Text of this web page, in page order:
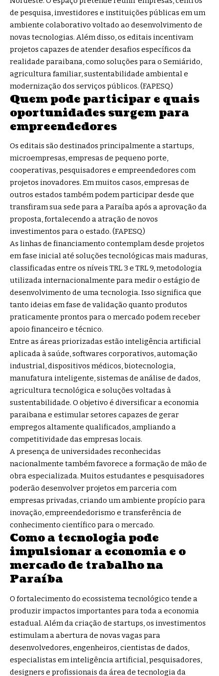
de pesquisa, investidores e instituições públicas em um
ambiente colaborativo voltado ao desenvolvimento de
novas tecnologias. Além disso, os editais incentivam
projetos capazes de atender desafios específicos da
realidade paraibana, como soluções para o Semiárido,
agricultura familiar, sustentabilidade ambiental e
modernização dos serviços públicos. (FAPESQ)
Quem pode participar e quais
oportunidades surgem para
empreendedores
Os editais são destinados principalmente a startups,
microempresas, empresas de pequeno porte,
cooperativas, pesquisadores e empreendedores com
projetos inovadores. Em muitos casos, empresas de
outros estados também podem participar desde que
transfiram sua sede para a Paraíba após a aprovação da
proposta, fortalecendo a atração de novos
investimentos para o estado. (FAPESQ)
As linhas de financiamento contemplam desde projetos
em fase inicial até soluções tecnológicas mais maduras,
classificadas entre os níveis TRL 3 e TRL 9, metodologia
utilizada internacionalmente para medir o estágio de
desenvolvimento de uma tecnologia. Isso significa que
tanto ideias em fase de validação quanto produtos
praticamente prontos para o mercado podem receber
apoio financeiro e técnico.
Entre as áreas priorizadas estão inteligência artificial
aplicada à saúde, softwares corporativos, automação
industrial, dispositivos médicos, biotecnologia,
manufatura inteligente, sistemas de análise de dados,
agricultura tecnológica e soluções voltadas à
sustentabilidade. O objetivo é diversificar a economia
paraibana e estimular setores capazes de gerar
empregos altamente qualificados, ampliando a
competitividade das empresas locais.
A presença de universidades reconhecidas
nacionalmente também favorece a formação de mão de
obra especializada. Muitos estudantes e pesquisadores
poderão desenvolver projetos em parceria com
empresas privadas, criando um ambiente propício para
inovação, empreendedorismo e transferência de
conhecimento científico para o mercado.
Como a tecnologia pode
impulsionar a economia e o
mercado de trabalho na
Paraíba
O fortalecimento do ecossistema tecnológico tende a
produzir impactos importantes para toda a economia
estadual. Além da criação de startups, os investimentos
estimulam a abertura de novas vagas para
desenvolvedores, engenheiros, cientistas de dados,
especialistas em inteligência artificial, pesquisadores,
designers e profissionais da área de tecnologia da